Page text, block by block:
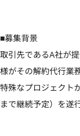
■募集背景
取引先であるA社が
様がその解約代行業
特殊なプロジェクト
まで継続予定）を遂